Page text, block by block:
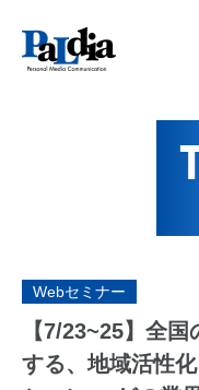
Webセミナー
【7/23~25】全
する、地域活性